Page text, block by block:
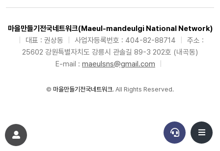
마을만들기전국네트워크(Maeul-mandeulgi National Network)
대표 : 권상동 사업자등록번호 : 404-82-88714
주소 :
25602 강원특별자치도 강릉시 관솔길 89-3 202호 (내곡동)
E-mail : maeulsns@gmail.com
© 마을만들기전국네트워크. All Rights Reserved.